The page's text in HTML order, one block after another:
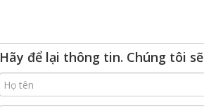
Hãy để lại thông tin. Chúng tôi